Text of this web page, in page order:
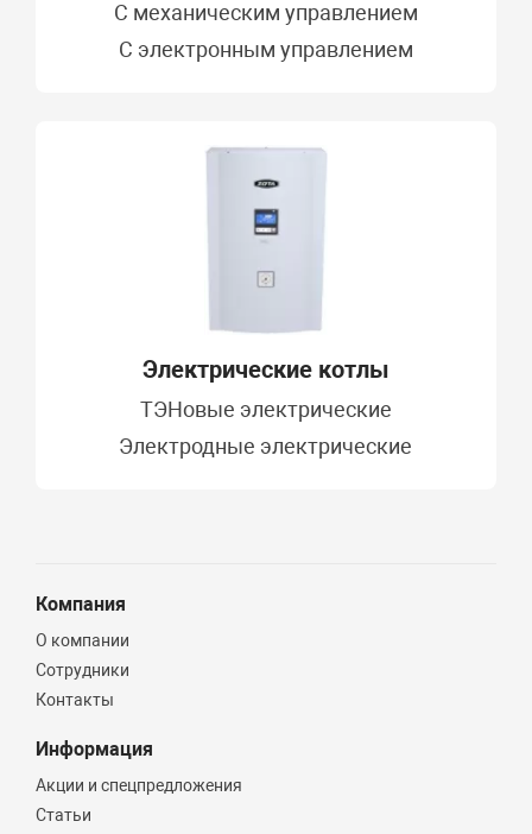
C механическим управлением
С электронным управлением
Электрические котлы
ТЭНовые электрические
Электродные электрические
Компания
О компании
Сотрудники
Контакты
Информация
Акции и спецпредложения
Статьи